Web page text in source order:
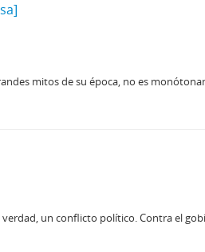
mitos de su época, no es
un conflicto político. Contra el